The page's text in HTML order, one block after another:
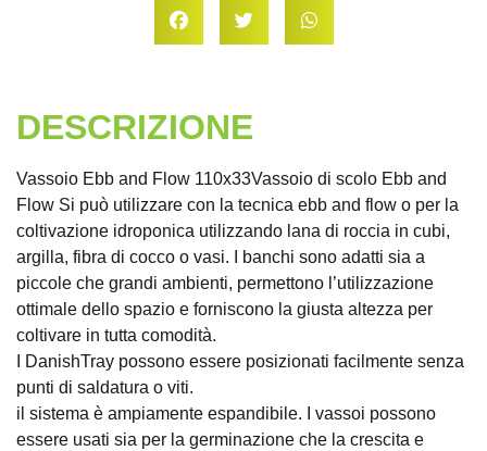
DESCRIZIONE
Vassoio Ebb and Flow 110x33Vassoio di scolo Ebb and
Flow Si può utilizzare con la tecnica ebb and flow o per la
coltivazione idroponica utilizzando lana di roccia in cubi,
argilla, fibra di cocco o vasi. I banchi sono adatti sia a
piccole che grandi ambienti, permettono l’utilizzazione
ottimale dello spazio e forniscono la giusta altezza per
coltivare in tutta comodità.
I DanishTray possono essere posizionati facilmente senza
punti di saldatura o viti.
il sistema è ampiamente espandibile. I vassoi possono
essere usati sia per la germinazione che la crescita e